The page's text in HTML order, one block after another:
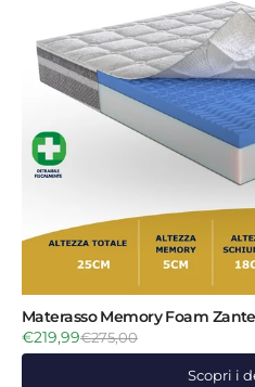
Materasso Memory Foam
€219,99€275,00
Scopri i